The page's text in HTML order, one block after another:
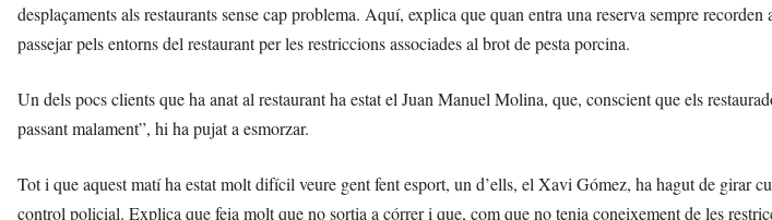
desplaçaments als restaurants sense cap problema. Aquí, explica que quan entra una reserva sempre
passejar pels entorns del restaurant per les restriccions associades al brot de pesta porcina.
Un dels pocs clients que ha anat al restaurant ha estat el Juan Manuel Molina, que, conscient que els
passant malament”, hi ha pujat a esmorzar.
Tot i que aquest matí ha estat molt difícil veure gent fent esport, un d’ells, el Xavi Gómez, ha hagut de girar
control policial. Explica que feia molt que no sortia a córrer i que, com que no tenia coneixement de les